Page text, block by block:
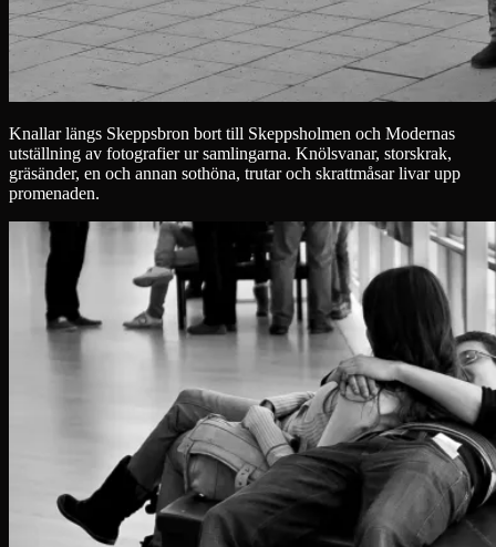
Knallar längs Skeppsbron bort till Skeppsholmen och Modernas
utställning av fotografier ur samlingarna. Knölsvanar, storskrak,
gräsänder, en och annan sothöna, trutar och skrattmåsar livar upp
promenaden.